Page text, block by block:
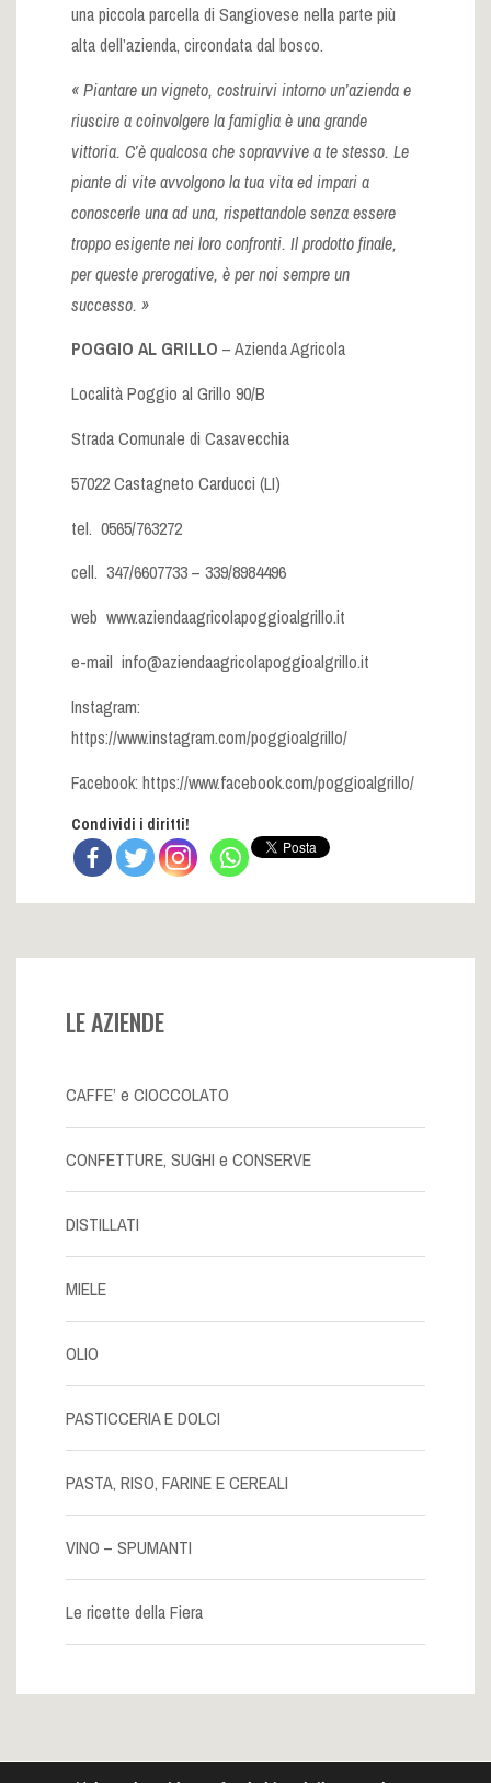
una piccola parcella di Sangiovese nella parte più
alta dell’azienda, circondata dal bosco.
« Piantare un vigneto, costruirvi intorno un’azienda e
riuscire a coinvolgere la famiglia è una grande
vittoria. C’è qualcosa che sopravvive a te stesso. Le
piante di vite avvolgono la tua vita ed impari a
conoscerle una ad una, rispettandole senza essere
troppo esigente nei loro confronti. Il prodotto finale,
per queste prerogative, è per noi sempre un
successo. »
POGGIO AL GRILLO – Azienda Agricola
Località Poggio al Grillo 90/B
Strada Comunale di Casavecchia
57022 Castagneto Carducci (LI)
tel. 0565/763272
cell. 347/6607733 – 339/8984496
web www.aziendaagricolapoggioalgrillo.it
e-mail info@aziendaagricolapoggioalgrillo.it
Instagram:
https://www.instagram.com/poggioalgrillo/
Facebook: https://www.facebook.com/poggioalgrillo/
Condividi i diritti!
LE AZIENDE
CAFFE’ e CIOCCOLATO
CONFETTURE, SUGHI e CONSERVE
DISTILLATI
MIELE
OLIO
PASTICCERIA E DOLCI
PASTA, RISO, FARINE E CEREALI
VINO – SPUMANTI
Le ricette della Fiera